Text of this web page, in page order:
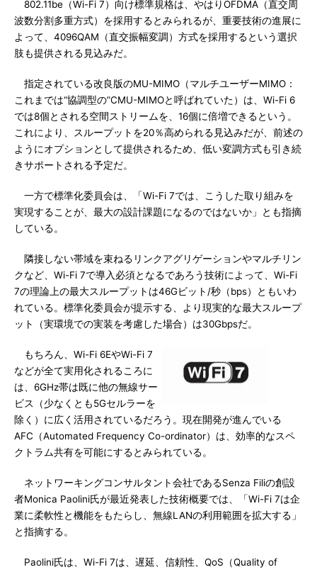
802.11be（Wi-Fi 7）向け標準規格は、やはりOFDMA（直交周
波数分割多重方式）を採用するとみられるが、重要技術の進展に
よって、4096QAM（直交振幅変調）方式を採用するという選択
肢も提供される見込みだ。
指定されている改良版のMU-MIMO（マルチユーザーMIMO：
これまでは“協調型の”CMU-MIMOと呼ばれていた）は、Wi-Fi 6
では8個とされる空間ストリームを、16個に倍増できるという。
これにより、スループットを20％高められる見込みだが、前述の
ようにオプションとして提供されるため、低い変調方式も引き続
きサポートされる予定だ。
一方で標準化委員会は、「Wi-Fi 7では、こうした取り組みを
実現することが、最大の設計課題になるのではないか」とも指摘
している。
隣接しない帯域を束ねるリンクアグリゲーションやマルチリン
クなど、Wi-Fi 7で導入必須となるであろう技術によって、Wi-Fi
7の理論上の最大スループットは46Gビット/秒（bps）ともいわ
れている。標準化委員会が提示する、より現実的な最大スループ
ット（実環境での実装を考慮した場合）は30Gbpsだ。
もちろん、Wi-Fi 6EやWi-Fi 7
などが全て実用化されるころに
は、6GHz帯は既に他の無線サー
ビス（少なくとも5Gセルラーを
除く）に広く活用されているだろう。現在開発が進んでいる
AFC（Automated Frequency Co-ordinator）は、効率的なスペ
クトラム共有を可能にするとみられている。
ネットワーキングコンサルタント会社であるSenza Filiの創設
者Monica Paolini氏が最近発表した技術概要では、「Wi-Fi 7は企
業に柔軟性と機能をもたらし、無線LANの利用範囲を拡大する」
と指摘する。
Paolini氏は、Wi-Fi 7は、遅延、信頼性、QoS（Quality of